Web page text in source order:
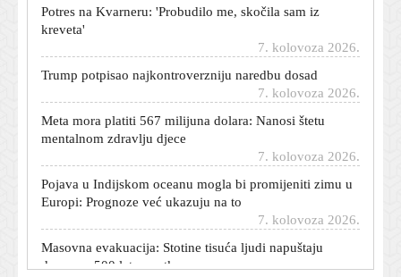
kreveta'
7. kolovoza 2026.
mentalnom zdravlju djece
Europi: Prognoze već ukazuju na to
domove, 500 letova otkazano
7. kolovoza 2026.